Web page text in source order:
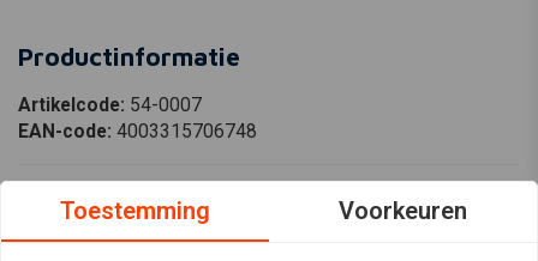
Productinformatie
Artikelcode: 54-0007
EAN-code: 4003315706748
Bankschroef draaibaar 100 mm.
Toestemming Voorkeuren